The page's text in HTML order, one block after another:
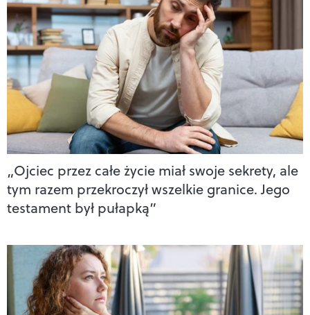
„Ojciec przez całe życie miał swoje sekrety, ale
tym razem przekroczył wszelkie granice. Jego
testament był pułapką”